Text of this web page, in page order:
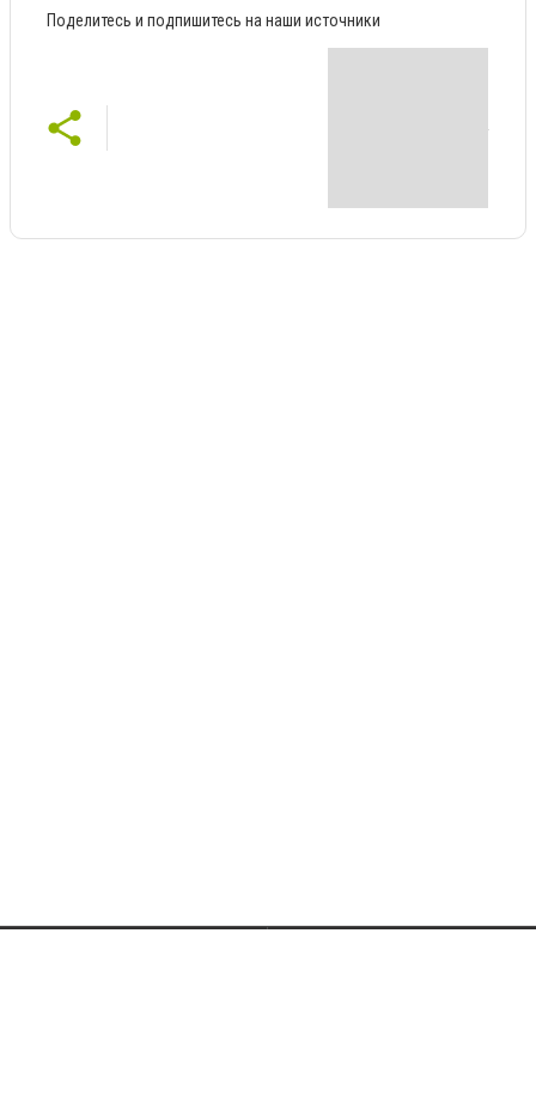
Поделитесь и подпишитесь на наши источники